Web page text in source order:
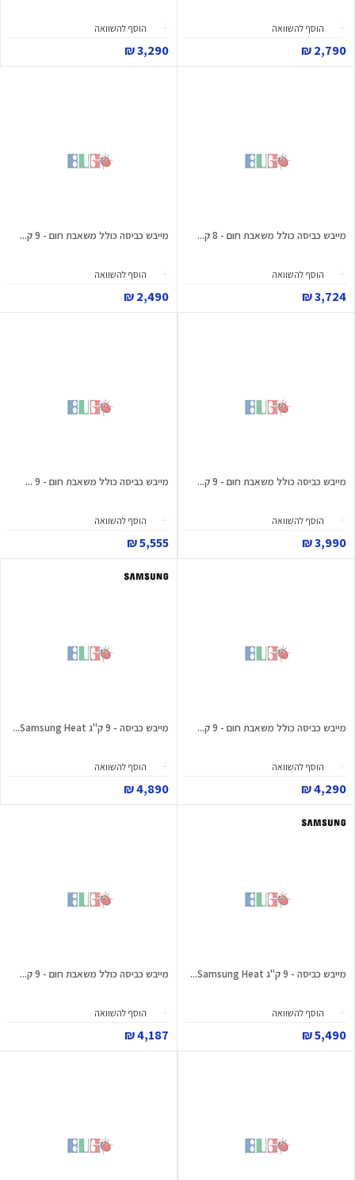
הוסף להשוואה
2,790 ₪
הוסף להשוואה
3,290 ₪
מייבש כביסה כולל משאבת חום - 8 ק...
הוסף להשוואה
3,724 ₪
מייבש כביסה כולל משאבת חום - 9 ק...
הוסף להשוואה
2,490 ₪
מייבש כביסה כולל משאבת חום - 9 ק...
הוסף להשוואה
3,990 ₪
מייבש כביסה כולל משאבת חום - 9 ...
הוסף להשוואה
5,555 ₪
מייבש כביסה כולל משאבת חום - 9 ק...
הוסף להשוואה
4,290 ₪
מייבש כביסה - 9 ק"ג Samsung Heat...
הוסף להשוואה
4,890 ₪
מייבש כביסה - 9 ק"ג Samsung Heat...
הוסף להשוואה
5,490 ₪
מייבש כביסה כולל משאבת חום - 9 ק...
הוסף להשוואה
4,187 ₪